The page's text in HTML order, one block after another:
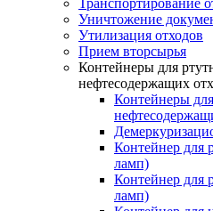
Транспортирование
Уничтожение
Утилизация отходов
Прием вторсырья
Контейнеры для
нефтесодержащих
Контейнеры
Контейнер для
ламп)
Контейнер для
ламп)